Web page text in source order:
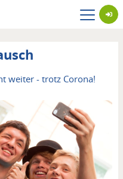
weiter - trotz Corona!